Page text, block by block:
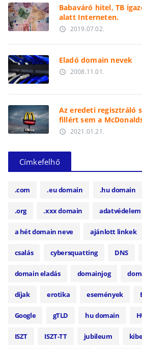
Babaváró hitel, TB
alatt Interneten.
access_time 2019.07.02.
Eladó domain nevek
access_time 2008.11.01.
Az eredeti regisztráló
fillért sem a
access_time 2021.01.21.
Címkefelhő
.com .eu domain .hu domain
.org .xxx domain adatvédelem
a hét domain neve ajánlott linkek
csalás cybersquatting DNS
domain eladás domainjog
díjak erotika események
Google gTLD hu domain
ISZT ISZT-TT jubileum